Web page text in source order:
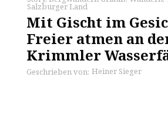
Salzburger Land
Mit Gischt im
Freier atmen an
Krimmler
Geschrieben von: Heiner Sieger